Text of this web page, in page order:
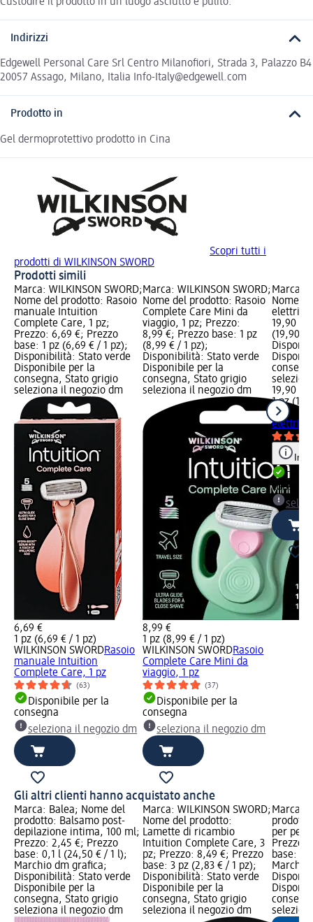
Indirizzi
Edgewell Personal Care Srl Centro Milanofiori, Strada 3, Palazzo B4
20057 Assago, Milano, Italia Info-Italy@edgewell.com
Prodotto in
Gel dermoprotettivo prodotto in Cina
Scopri tutti i
prodotti di WILKINSON SWORD
Prodotti simili
Marca: WILKINSON SWORD;
Nome del prodotto: Rasoio
manuale Intuition
Complete Care, 1 pz;
Prezzo: 6,69 €; Prezzo
base: 1 pz (6,69 € / 1 pz);
Disponibilità: Stato verde
Disponibile per la
consegna, Stato grigio
seleziona il negozio dm
6,69 €
1 pz (6,69 € / 1 pz)
WILKINSON SWORDRasoio
manuale Intuition
Complete Care, 1 pz
(63)
Disponibile per la
consegna
seleziona il negozio dm
Marca: WILKINSON SWORD;
Nome del prodotto: Rasoio
Complete Care Mini da
viaggio, 1 pz; Prezzo:
8,99 €; Prezzo base: 1 pz
(8,99 € / 1 pz);
Disponibilità: Stato verde
Disponibile per la
consegna, Stato grigio
seleziona il negozio dm
8,99 €
1 pz (8,99 € / 1 pz)
WILKINSON SWORDRasoio
Complete Care Mini da
viaggio, 1 pz
(37)
Disponibile per la
consegna
seleziona il negozio dm
Marca:
Nome
elettrico
19,90 €;
(19,90 €
19,90 €
1 pz
elettrico
Gli altri clienti hanno acquistato anche
Marca: Balea; Nome del
prodotto: Balsamo post-
depilazione intima, 100 ml;
Prezzo: 2,45 €; Prezzo
base: 0,1 l (24,50 € / 1 l);
Marchio dm grafica;
Disponibilità: Stato verde
Disponibile per la
consegna, Stato grigio
seleziona il negozio dm
Marca: WILKINSON SWORD;
Nome del prodotto:
Lamette di ricambio
Intuition Complete Care, 3
pz; Prezzo: 8,49 €; Prezzo
base: 3 pz (2,83 € / 1 pz);
Disponibilità: Stato verde
Disponibile per la
consegna, Stato grigio
seleziona il negozio dm
Marca:
per pelli
Prezzo:
base:
Marchio